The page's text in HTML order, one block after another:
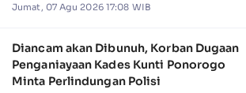
Jumat, 07 Agu 2026 17:08 WIB
Diancam akan Dibunuh, Korban Dugaan
Penganiayaan Kades Kunti Ponorogo
Minta Perlindungan Polisi